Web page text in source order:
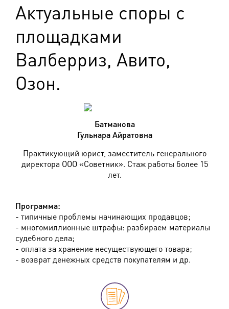
Актуальные споры с
площадками
Валберриз, Авито,
Озон.
Батманова
Гульнара Айратовна
Практикующий юрист, заместитель генерального
директора ООО «Советник». Стаж работы более 15
лет.
Программа:
- типичные проблемы начинающих продавцов;
- многомиллионные штрафы: разбираем материалы
судебного дела;
- оплата за хранение несуществующего товара;
- возврат денежных средств покупателям и др.